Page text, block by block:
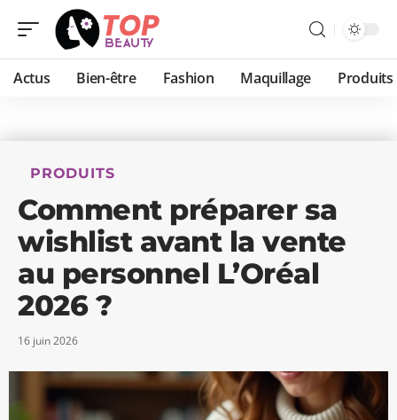
Actus Bien-être Fashion Maquillage Produits
PRODUITS
Comment préparer sa
wishlist avant la vente
au personnel L’Oréal
2026 ?
16 juin 2026